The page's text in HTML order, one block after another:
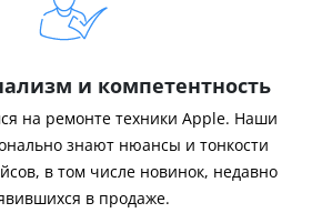
и компетентность
на ремонте техники Apple. Наши
знают нюансы и тонкости
в том числе новинок, недавно
в продаже.